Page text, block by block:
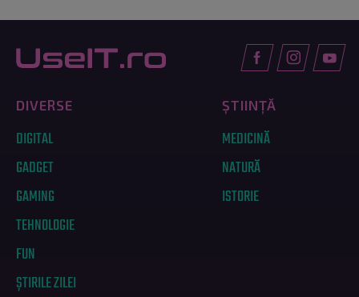
DIVERSE
DIGITAL
GADGET
GAMING
TEHNOLOGIE
FUN
ȘTIRILE ZILEI
ȘTIINȚĂ
MEDICINĂ
NATURĂ
ISTORIE